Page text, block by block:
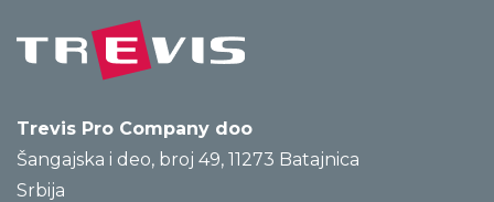
Trevis Pro Company doo
Šangajska i deo, broj 49, 11273 Batajnica
Srbija